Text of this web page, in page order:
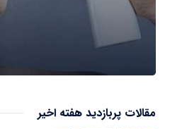
مقالات پربازدید هفته اخیر